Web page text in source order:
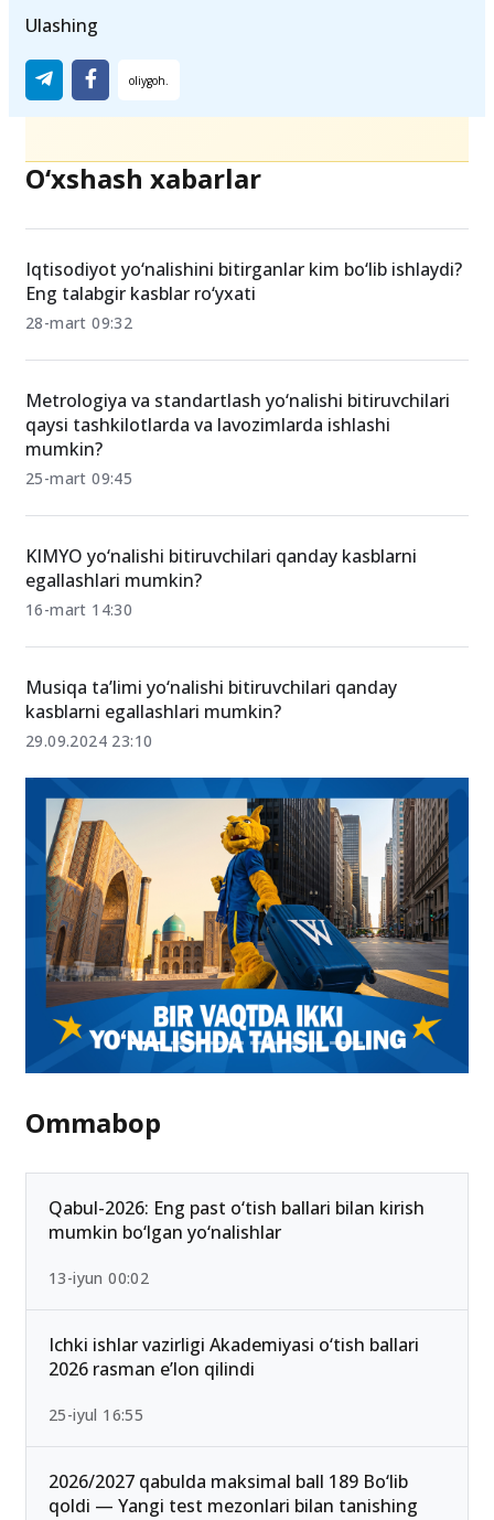
Ulashing
O‘xshash xabarlar
Iqtisodiyot yo‘nalishini bitirganlar kim bo‘lib ishlaydi?
Eng talabgir kasblar ro‘yxati
28-mart 09:32
Metrologiya va standartlash yo‘nalishi bitiruvchilari
qaysi tashkilotlarda va lavozimlarda ishlashi
mumkin?
25-mart 09:45
KIMYO yo‘nalishi bitiruvchilari qanday kasblarni
egallashlari mumkin?
16-mart 14:30
Musiqa ta’limi yo‘nalishi bitiruvchilari qanday
kasblarni egallashlari mumkin?
29.09.2024 23:10
Ommabop
Qabul-2026: Eng past o‘tish ballari bilan kirish
mumkin bo‘lgan yo‘nalishlar
13-iyun 00:02
Ichki ishlar vazirligi Akademiyasi o‘tish ballari
2026 rasman e’lon qilindi
25-iyul 16:55
2026/2027 qabulda maksimal ball 189 Bo‘lib
qoldi — Yangi test mezonlari bilan tanishing